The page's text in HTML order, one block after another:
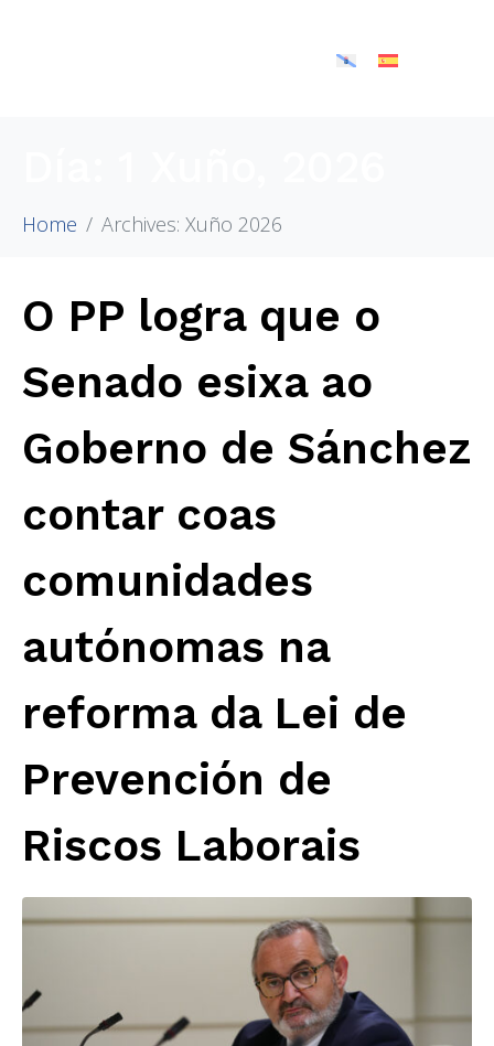
Home Archives: Xuño 2026
O PP logra que o
Senado esixa ao
Goberno de Sánchez
contar coas
comunidades
autónomas na
reforma da Lei de
Prevención de
Riscos Laborais